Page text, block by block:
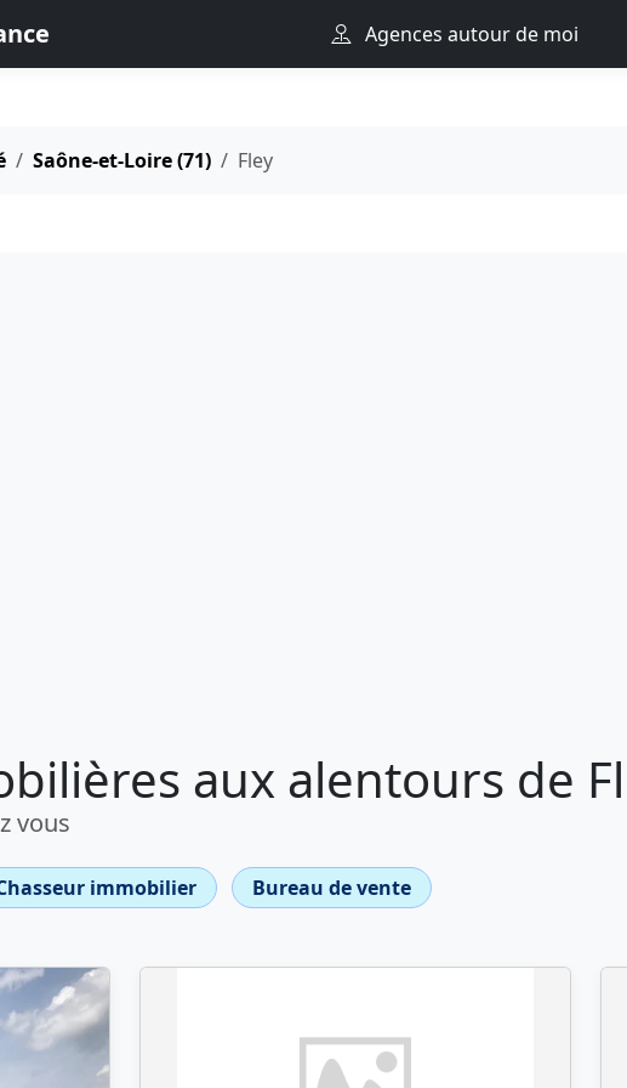
Agences autour de moi
Saône-et-Loire (71) Fley
aux alentours de
vous
immobilier Bureau de vente